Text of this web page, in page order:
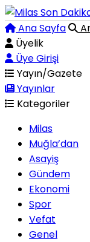
Ana Sayfa
Üyelik
Üye Girişi
Yayın/Gazete
Yayınlar
Kategoriler
Milas
Muğla’dan
Asayiş
Gündem
Ekonomi
Spor
Vefat
Genel